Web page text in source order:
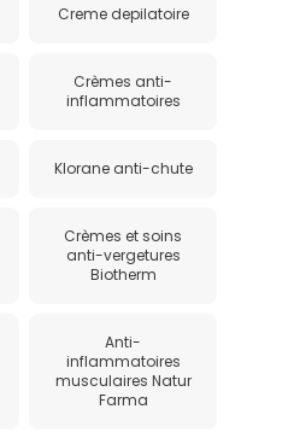
Creme depilatoire
Crèmes anti-
inflammatoires
Klorane anti-chute
Crèmes et soins
anti-vergetures
Biotherm
Anti-
inflammatoires
musculaires Natur
Farma